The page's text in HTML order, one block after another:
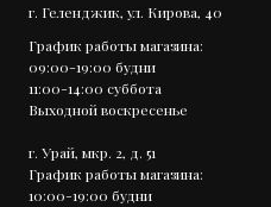
г. Геленджик, ул. Кирова, 40
График работы магазина:
09:00-19:00 будни
11:00-14:00 суббота
Выходной воскресенье
г. Урай, мкр. 2, д. 51
График работы магазина:
10:00-19:00 будни